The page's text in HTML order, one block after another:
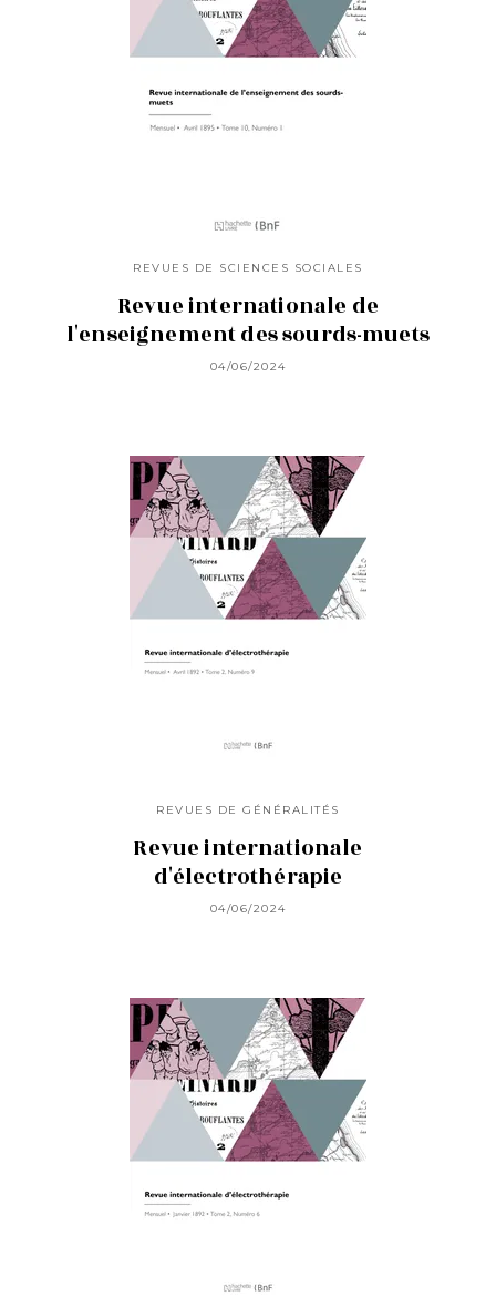
REVUES DE SCIENCES SOCIALES
Revue internationale de
l'enseignement des sourds-muets
04/06/2024
REVUES DE GÉNÉRALITÉS
Revue internationale
d'électrothérapie
04/06/2024